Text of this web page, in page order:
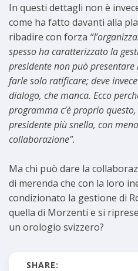
In questi dettagli non è
come ha fatto davanti alla
ribadire con forza
spesso ha caratterizzato la
presidente non può presentare
farle solo ratificare; deve
dialogo, che manca. Ecco
programma c’è proprio
presidente più snella, con
collaborazione”.
Ma chi può dare la
di merenda che con la loro
condizionato la gestione di
quella di Morzenti e si
un orologio svizzero?
SHARE: